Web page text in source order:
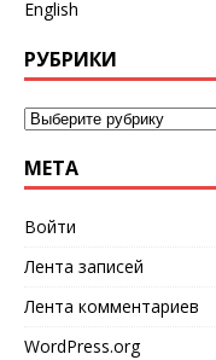
English
РУБРИКИ
МЕТА
Войти
Лента записей
Лента комментариев
WordPress.org